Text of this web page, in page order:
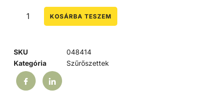
KOSÁRBA TESZEM
SKU
048414
Kategória
Szűrőszettek